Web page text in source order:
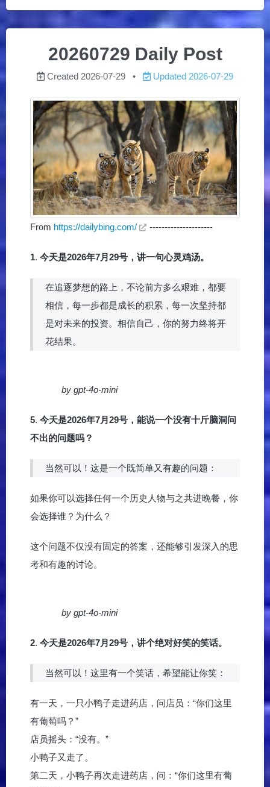
20260729 Daily Post
Created 2026-07-29 Updated 2026-07-29
From https://dailybing.com/ ---------------------
1. 今天是2026年7月29号，讲一句心灵鸡汤。
在追逐梦想的路上，不论前方多么艰难，都要
相信，每一步都是成长的积累，每一次坚持都
是对未来的投资。相信自己，你的努力终将开
花结果。
by gpt-4o-mini
5. 今天是2026年7月29号，能说一个没有十斤脑洞问
不出的问题吗？
当然可以！这是一个既简单又有趣的问题：
如果你可以选择任何一个历史人物与之共进晚餐，你
会选择谁？为什么？
这个问题不仅没有固定的答案，还能够引发深入的思
考和有趣的讨论。
by gpt-4o-mini
2. 今天是2026年7月29号，讲个绝对好笑的笑话。
当然可以！这里有一个笑话，希望能让你笑：
有一天，一只小鸭子走进药店，问店员：“你们这里
有葡萄吗？”
店员摇头：“没有。”
小鸭子又走了。
第二天，小鸭子再次走进药店，问：“你们这里有葡